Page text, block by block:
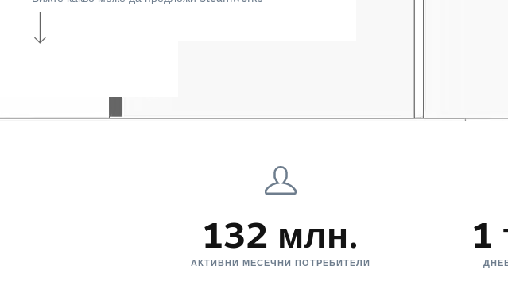
132 млн.
АКТИВНИ МЕСЕЧНИ ПОТРЕБИТЕЛИ
1